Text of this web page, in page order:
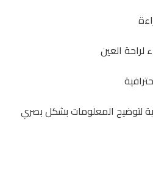
لراحة العين
لتوضيح المعلومات بشكل بصري